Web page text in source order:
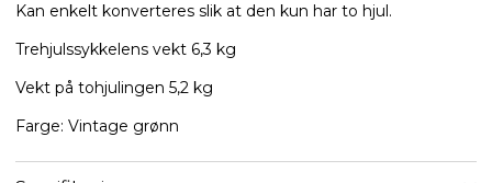
Kan enkelt konverteres slik at den kun har to hjul.
Trehjulssykkelens vekt 6,3 kg
Vekt på tohjulingen 5,2 kg
Farge: Vintage grønn